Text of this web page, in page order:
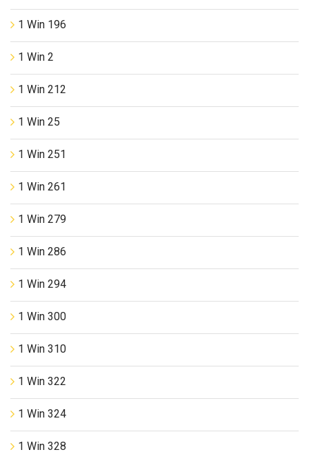
1 Win 196
1 Win 2
1 Win 212
1 Win 25
1 Win 251
1 Win 261
1 Win 279
1 Win 286
1 Win 294
1 Win 300
1 Win 310
1 Win 322
1 Win 324
1 Win 328